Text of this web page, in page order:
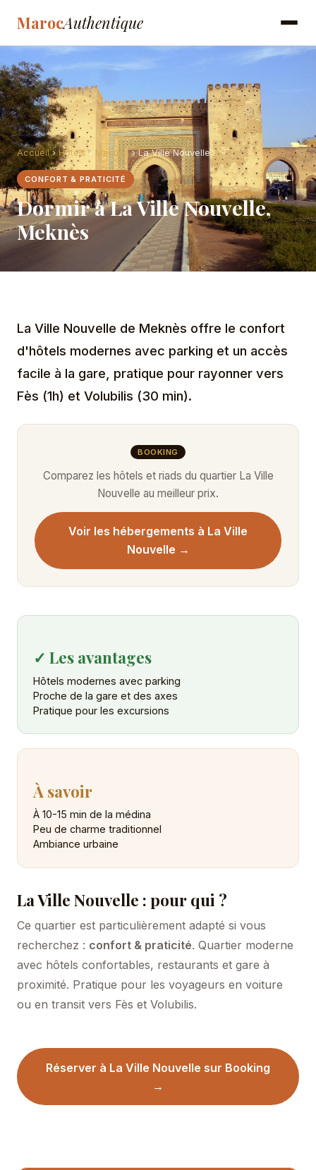
MarocAuthentique
Accueil›Hôtels › Meknès› La Ville Nouvelle
CONFORT & PRATICITÉ
Dormir à La Ville Nouvelle,
Meknès
La Ville Nouvelle de Meknès offre le confort
d'hôtels modernes avec parking et un accès
facile à la gare, pratique pour rayonner vers
Fès (1h) et Volubilis (30 min).
BOOKING
Comparez les hôtels et riads du quartier La Ville
Nouvelle au meilleur prix.
Voir les hébergements à La Ville
Nouvelle →
✓ Les avantages
Hôtels modernes avec parking
Proche de la gare et des axes
Pratique pour les excursions
À savoir
À 10-15 min de la médina
Peu de charme traditionnel
Ambiance urbaine
La Ville Nouvelle : pour qui ?
Ce quartier est particulièrement adapté si vous
recherchez : confort & praticité. Quartier moderne
avec hôtels confortables, restaurants et gare à
proximité. Pratique pour les voyageurs en voiture
ou en transit vers Fès et Volubilis.
Réserver à La Ville Nouvelle sur Booking
→